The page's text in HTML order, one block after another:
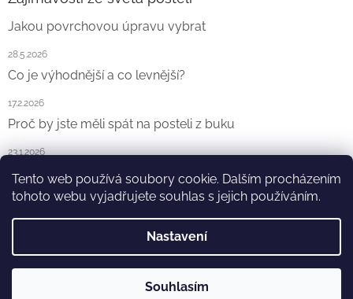
Tento web používá soubory cookie. Dalším procházením
tohoto webu vyjadřujete souhlas s jejich používáním.
Nastavení
Souhlasím
Jakou povrchovou úpravu vybrat
28.5.2026
Co je výhodnější a co levnější?
17.2.2026
Proč by jste měli spát na posteli z buku
23.1.2026
ARCHIV
Vytvořil Shoptet
Ekointerier s.r.o.. Všechna práva vyhrazena.